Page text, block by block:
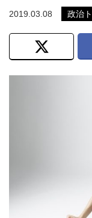
2019.03.08 政治